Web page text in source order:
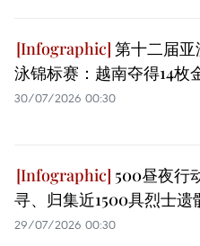
第十二届
泳锦标赛：越南夺得14枚
30/07/2026 00:30
500昼夜行
寻、归集近1500具烈士遗
29/07/2026 00:30